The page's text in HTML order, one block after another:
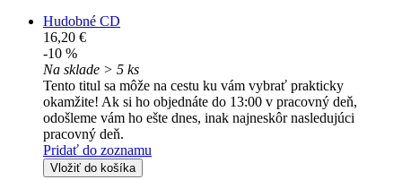
Hudobné CD
16,20 €
-10 %
Na sklade > 5 ks
Tento titul sa môže na cestu ku vám vybrať prakticky
okamžite! Ak si ho objednáte do 13:00 v pracovný deň,
odošleme vám ho ešte dnes, inak najneskôr nasledujúci
pracovný deň.
Pridať do zoznamu
Vložiť do košíka